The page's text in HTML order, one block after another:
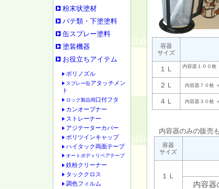
粉末状塗材
パテ類・下塗塗料
缶スプレー塗料
塗装機器
お役立ちアイテム
ポリノズル
スプレー缶アタッチメン
ト
ロック製品用口付フタ
カンオープナー
ストレーナー
アジテーターカバー
ポリツインキャップ
ハイタック両面テープ
オートボディリペアテープ
鉄粉クリーナー
タッククロス
調色フィルム
容器
サイズ
１Ｌ 内容器１００枚
２Ｌ 内容器７０枚
４Ｌ 内容器３０枚
内容器のみの販売
容器
サイズ
１Ｌ
内容